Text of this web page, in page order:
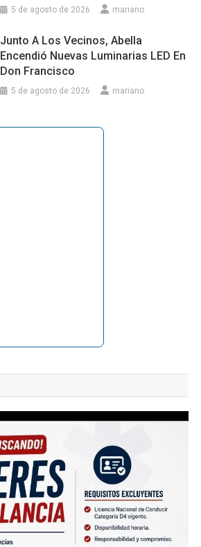
5 de agosto de 2026 mariano
Junto A Los Vecinos, Abella
Encendió Nuevas Luminarias LED En
Don Francisco
5 de agosto de 2026 mariano